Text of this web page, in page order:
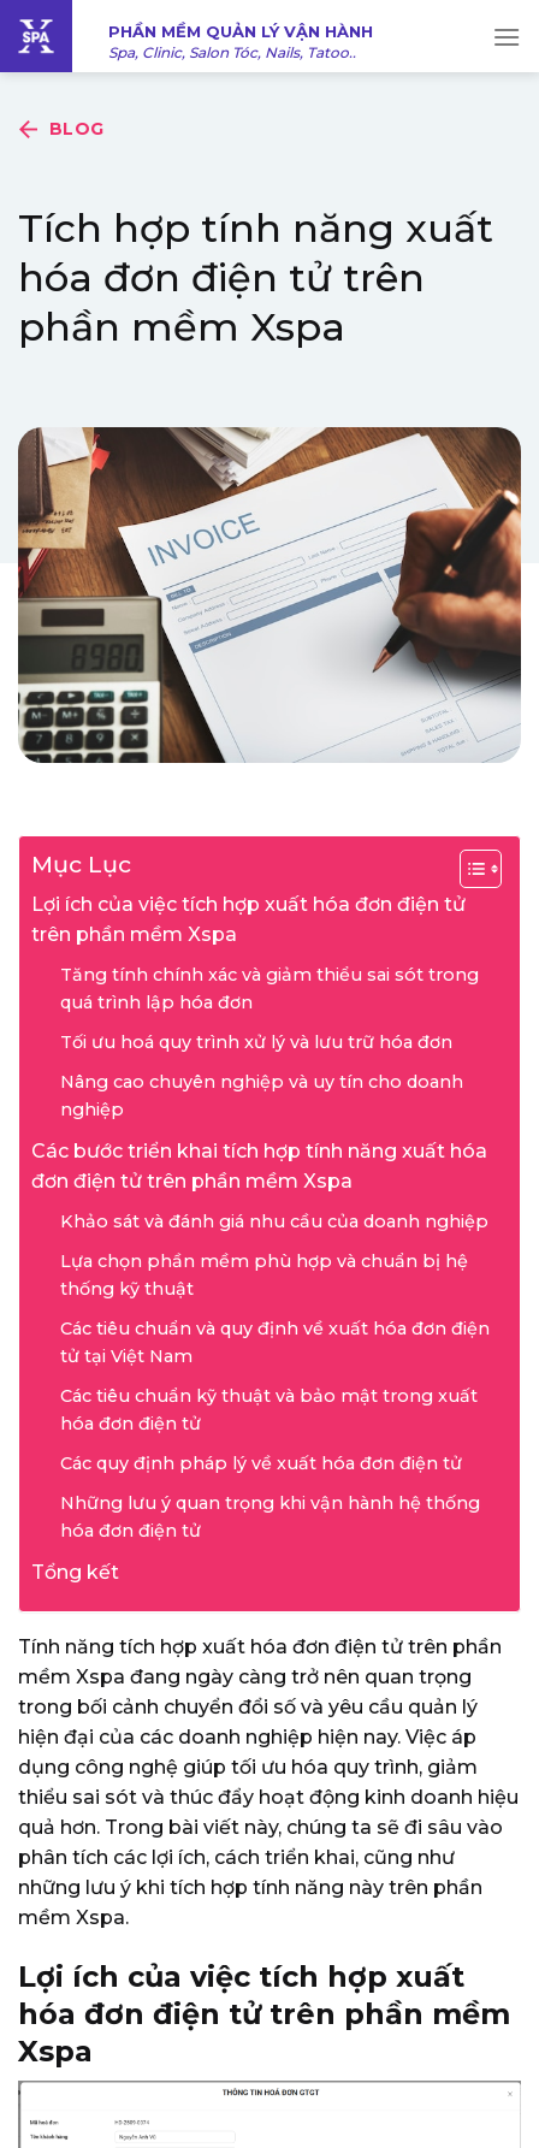
Bỏ
qua
nội
PHẦN MỀM QUẢN LÝ VẬN HÀNH
Spa, Clinic, Salon Tóc, Nails, Tatoo..
BLOG
Tích hợp tính năng xuất
hóa đơn điện tử trên
phần mềm Xspa
Mục Lục
Lợi ích của việc tích hợp xuất hóa đơn điện tử
trên phần mềm Xspa
Tăng tính chính xác và giảm thiểu sai sót trong
quá trình lập hóa đơn
Tối ưu hoá quy trình xử lý và lưu trữ hóa đơn
Nâng cao chuyên nghiệp và uy tín cho doanh
nghiệp
Các bước triển khai tích hợp tính năng xuất hóa
đơn điện tử trên phần mềm Xspa
Khảo sát và đánh giá nhu cầu của doanh nghiệp
Lựa chọn phần mềm phù hợp và chuẩn bị hệ
thống kỹ thuật
Các tiêu chuẩn và quy định về xuất hóa đơn điện
tử tại Việt Nam
Các tiêu chuẩn kỹ thuật và bảo mật trong xuất
hóa đơn điện tử
Các quy định pháp lý về xuất hóa đơn điện tử
Những lưu ý quan trọng khi vận hành hệ thống
hóa đơn điện tử
Tổng kết
Tính năng tích hợp xuất hóa đơn điện tử trên phần
mềm Xspa đang ngày càng trở nên quan trọng
trong bối cảnh chuyển đổi số và yêu cầu quản lý
hiện đại của các doanh nghiệp hiện nay. Việc áp
dụng công nghệ giúp tối ưu hóa quy trình, giảm
thiểu sai sót và thúc đẩy hoạt động kinh doanh hiệu
quả hơn. Trong bài viết này, chúng ta sẽ đi sâu vào
phân tích các lợi ích, cách triển khai, cũng như
những lưu ý khi tích hợp tính năng này trên phần
mềm Xspa.
Lợi ích của việc tích hợp xuất
hóa đơn điện tử trên phần mềm
Xspa